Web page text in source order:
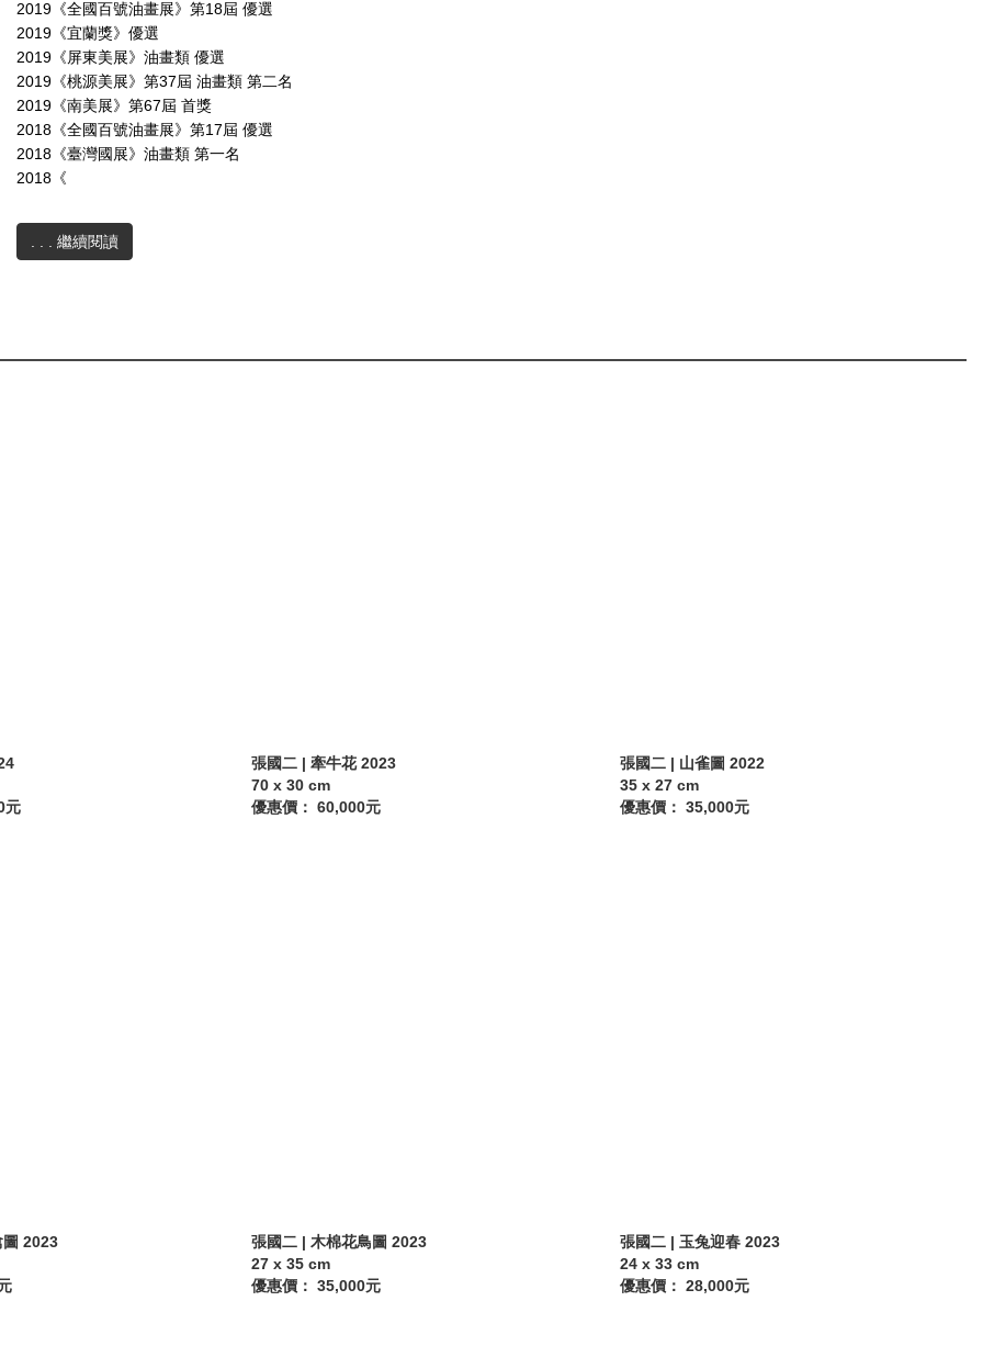
2019《全國百號油畫展》第18屆 優選
2019《宜蘭獎》優選
2019《屏東美展》油畫類 優選
2019《桃源美展》第37屆 油畫類 第二名
2019《南美展》第67屆 首獎
2018《全國百號油畫展》第17屆 優選
2018《臺灣國展》油畫類 第一名
2018《
. . . 繼續閱讀
元
張國二 | 牽牛花 2023
70 x 30 cm
優惠價： 60,000元
張國二 | 山雀圖 2022
35 x 27 cm
優惠價： 35,000元
圖 2023
張國二 | 木棉花鳥圖 2023
27 x 35 cm
優惠價： 35,000元
張國二 | 玉兔迎春 2023
24 x 33 cm
優惠價： 28,000元